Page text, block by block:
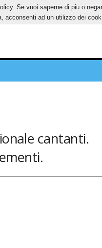
cantanti.
Se vuoi saperne di piu o
acconsenti ad un utilizzo dei